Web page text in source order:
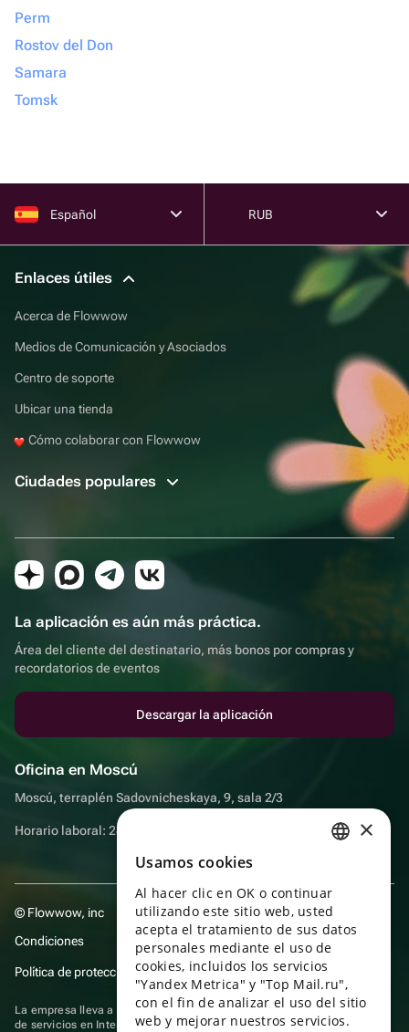
Perm
Rostov del Don
Samara
Tomsk
Español RUB
Enlaces útiles
Acerca de Flowwow
Medios de Comunicación y Asociados
Centro de soporte
Ubicar una tienda
Cómo colaborar con Flowwow
Ciudades populares
La aplicación es aún más práctica.
Área del cliente del destinatario, más bonos por compras y
recordatorios de eventos
Descargar la aplicación
Oficina en Moscú
Moscú, terraplén Sadovnicheskaya, 9, sala 2/3
Horario laboral: 24 horas
© Flowwow, inc
Condiciones
Política de protección y privacidad de datos
La empresa lleva a cabo su actividad en el ámbito de las TI: prestación
de servicios en Internet para la publicación de ofertas (anuncios) de
ENGLISH
UKRAINIAN
PORTUGUESE
SPANISH
HUNGARIAN
×
Usamos cookies
Al hacer clic en OK o continuar
utilizando este sitio web, usted
acepta el tratamiento de sus datos
personales mediante el uso de
cookies, incluidos los servicios
"Yandex Metrica" y "Top Mail.ru",
con el fin de analizar el uso del sitio
web y mejorar nuestros servicios.